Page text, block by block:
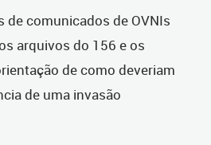
de comunicados de OVNIs
arquivos do 156 e os
de como deveriam
de uma invasão